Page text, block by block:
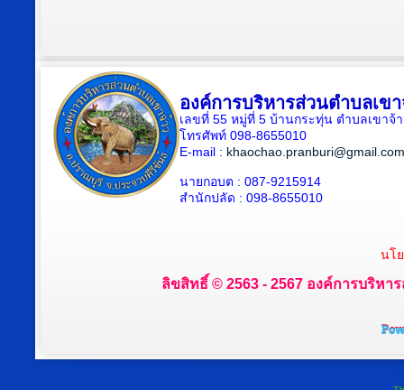
องค์การบริหารส่วนตำบลเข
เลขที่ 55 หมู่ที่ 5 บ้านกระทุ่น ตำบลเขาจ้
โทรศัพท์ 098-8655010
E-mail : khaochao.pranburi@gmail.com
นายกอบต : 087-9215914
สำนักปลัด : 098-8655010
นโ
ลิขสิทธิ์ © 2563 - 2567 องค์การบริหา